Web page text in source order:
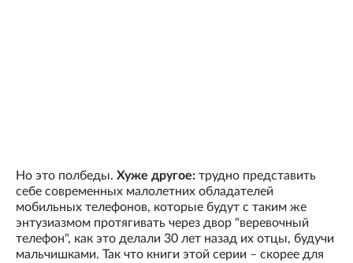
Но это полбеды. Хуже другое: трудно представить
себе современных малолетних обладателей
мобильных телефонов, которые будут с таким же
энтузиазмом протягивать через двор "веревочный
телефон", как это делали 30 лет назад их отцы, будучи
мальчишками. Так что книги этой серии – скорее для